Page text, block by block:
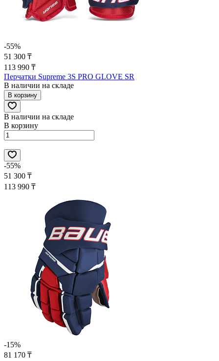
-55%
51 300 ₸
113 990 ₸
Перчатки Supreme 3S PRO GLOVE SR
В наличии на складе
В корзину
В наличии на складе
В корзину
-55%
51 300 ₸
113 990 ₸
-15%
81 170 ₸